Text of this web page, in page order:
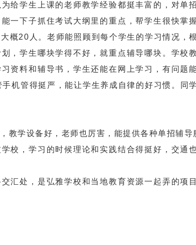
学生上课的老师教学经验都挺丰富的，对单
一下子抓住考试大纲里的重点，帮学生很快掌
概20人。老师能照顾到每个学生的学习情况，
，学生哪块学得不好，就重点辅导哪块。学校
资料和辅导书，学生还能在网上学习，有问题
机管得挺严，能让学生养成自律的好习惯。同
学设备好，老师也厉害，能提供各种单招辅导
，学习的时候理论和实践结合得挺好，交通也
处，是弘雅学校和当地教育资源一起弄的项